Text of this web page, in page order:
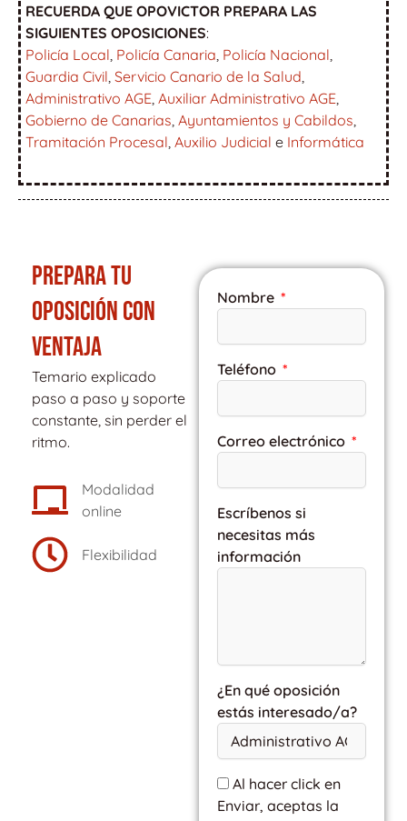
RECUERDA QUE OPOVICTOR PREPARA LAS
SIGUIENTES OPOSICIONES:
Policía Local, Policía Canaria, Policía Nacional,
Guardia Civil, Servicio Canario de la Salud,
Administrativo AGE, Auxiliar Administrativo AGE,
Gobierno de Canarias, Ayuntamientos y Cabildos,
Tramitación Procesal, Auxilio Judicial e Informática
PREPARA TU
OPOSICIÓN CON
VENTAJA
Temario explicado
paso a paso y soporte
constante, sin perder el
ritmo.
Modalidad
online
Flexibilidad
Nombre
Teléfono
Correo electrónico
Escríbenos si
necesitas más
información
¿En qué oposición
estás interesado/a?
Al hacer click en
Enviar, aceptas la